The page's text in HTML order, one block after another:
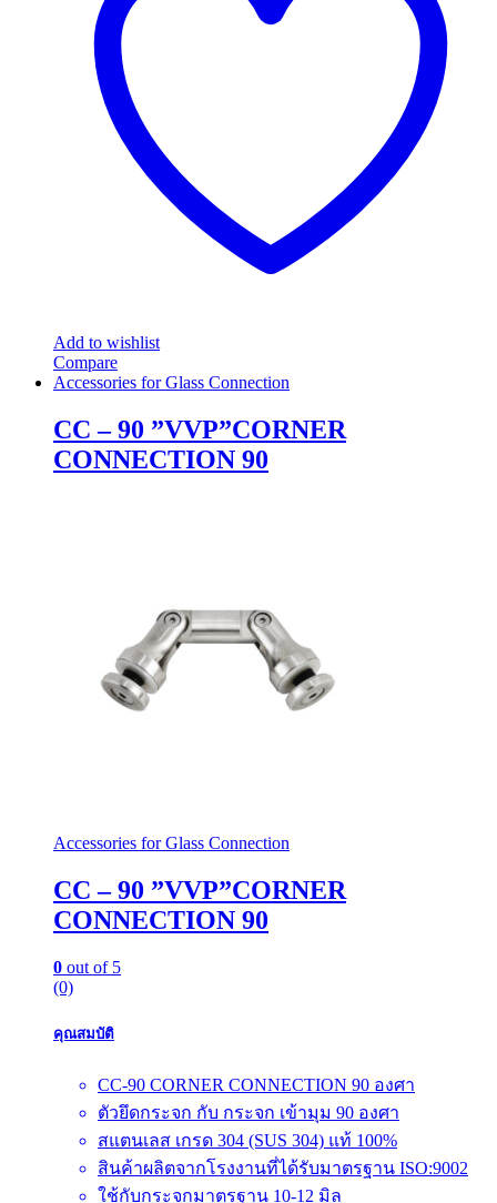
options
chosen
Add to wishlist
Compare
Accessories for Glass Connection
CC – 90 ”VVP”CORNER
CONNECTION 90
Accessories for Glass Connection
CC – 90 ”VVP”CORNER
CONNECTION 90
0 out of 5
(0)
คุณสมบัติ
CC-90 CORNER CONNECTION 90 องศา
ตัวยึดกระจก กับ กระจก เข้ามุม 90 องศา
สแตนเลส เกรด 304 (SUS 304) แท้ 100%
สินค้าผลิตจากโรงงานที่ได้รับมาตรฐาน ISO:9002
ใช้กับกระจกมาตรฐาน 10-12 มิล